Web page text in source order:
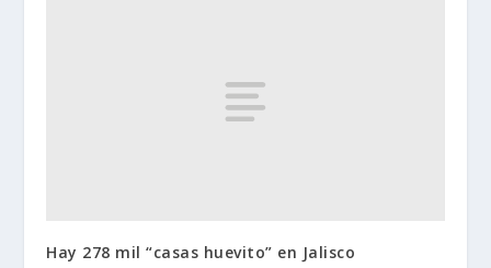
Hay 278 mil “casas huevito” en Jalisco